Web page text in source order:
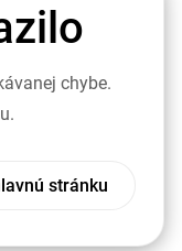
chybe.
stránku